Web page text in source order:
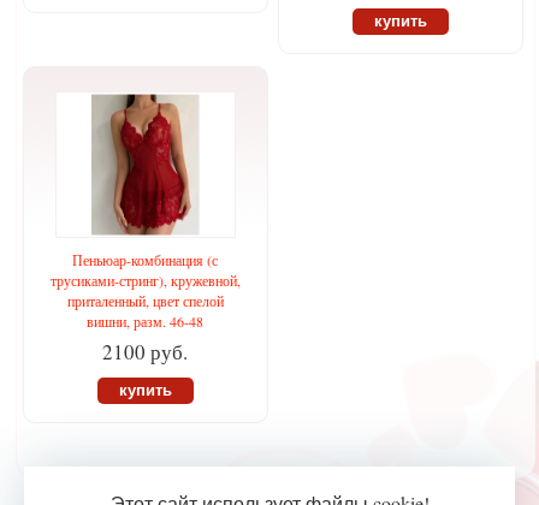
купить
Пеньюар-комбинация (с
трусиками-стринг), кружевной,
приталенный, цвет спелой
вишни, разм. 46-48
2100 руб.
купить